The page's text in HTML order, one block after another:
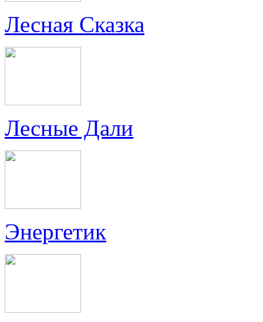
Лесная Сказка
Лесные Дали
Энергетик